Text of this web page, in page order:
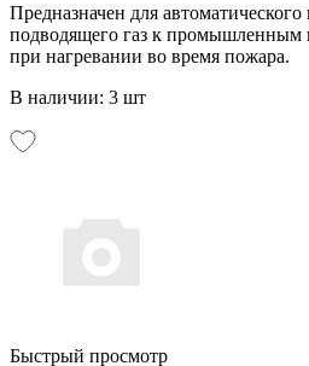
Предназначен для
подводящего газ к
при нагревании во время пожара.
В наличии: 3 шт
Быстрый просмотр